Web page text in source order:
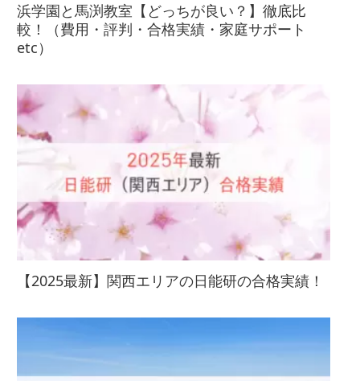
浜学園と馬渕教室【どっちが良い？】徹底比
較！（費用・評判・合格実績・家庭サポート
etc）
【2025最新】関西エリアの日能研の合格実績！